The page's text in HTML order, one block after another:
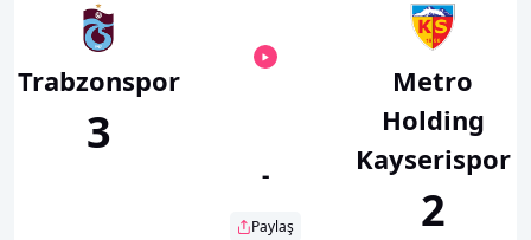
Trabzonspor
3
-
Paylaş
Metro
Holding
Kayserispor
2